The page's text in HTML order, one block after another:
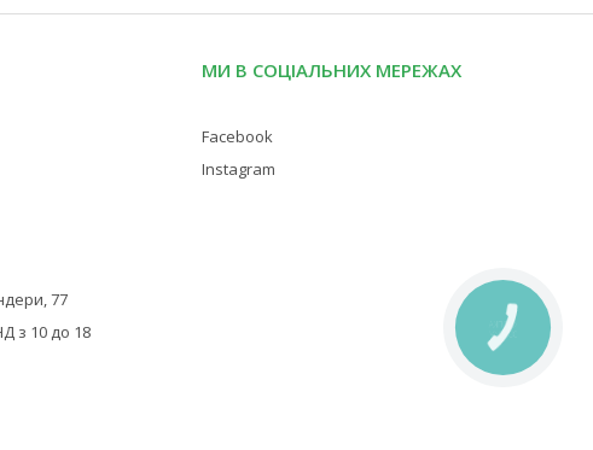
77
з 10 до 18
МИ В СОЦІАЛЬНИХ МЕРЕЖАХ
Facebook
Instagram
КНОПКА
ЗВ'ЯЗКУ